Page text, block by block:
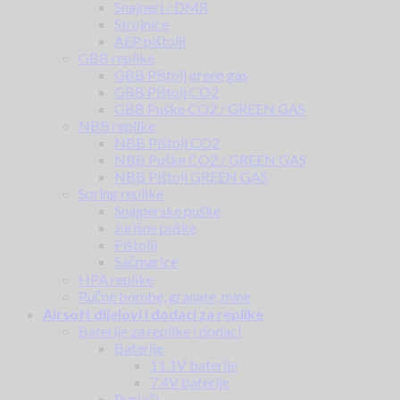
Snajperi / DMR
Strojnice
AEP pištolji
GBB replike
GBB Pištolj green gas
GBB Pištolj CO2
GBB Puške CO2 / GREEN GAS
NBB replike
NBB Pištolj CO2
NBB Puške CO2 / GREEN GAS
NBB Pištolj GREEN GAS
Spring replike
Snajperske puške
Jurišne puške
Pištolji
Sačmarice
HPA replike
Ručne bombe, granate, mine
Airsoft dijelovi i dodaci za replike
Baterije za replike i dodaci
Baterije
11.1V baterije
7.4V baterije